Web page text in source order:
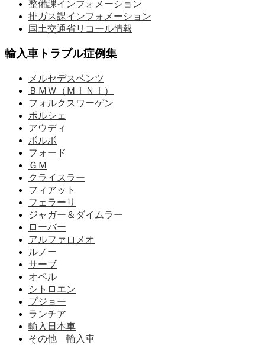
整備課インフォメーション
排ガス課インフォメーション
国土交通省リコール情報
輸入車トラブル症例集
メルセデスベンツ
ＢＭＷ（ＭＩＮＩ）
フォルクスワーゲン
ポルシェ
アウディ
ボルボ
フォード
ＧＭ
クライスラー
フィアット
フェラーリ
ジャガー＆ダイムラー
ローバー
アルファロメオ
ルノー
サーブ
オペル
シトロエン
プジョー
ランチア
輸入日本車
その他 輸入車